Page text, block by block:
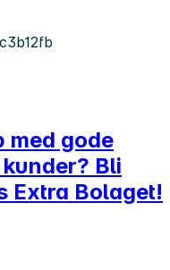
med gode
Bli
Extra Bolaget!